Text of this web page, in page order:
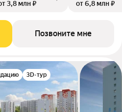
3,8 млн ₽
от 6,8 млн ₽
Позвоните мне
3D-тур